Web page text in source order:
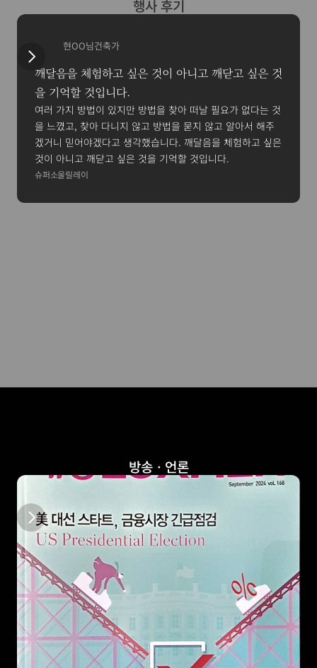
행사 후기
현OO님건축가
깨달음을 체험하고 싶은 것이 아니고 깨닫고 싶은 것
을 기억할 것입니다.
여러 가지 방법이 있지만 방법을 찾아 떠날 필요가 없다는 것
을 느꼈고, 찾아 다니지 않고 방법을 묻지 않고 알아서 해주
겠거니 믿어야겠다고 생각했습니다. 깨달음을 체험하고 싶은
것이 아니고 깨닫고 싶은 것을 기억할 것입니다.
슈퍼소울릴레이
방송ㆍ언론